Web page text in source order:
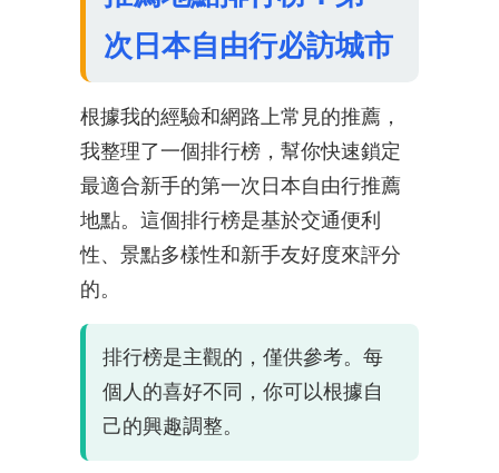
次日本自由行必訪城市
根據我的經驗和網路上常見的推薦，
我整理了一個排行榜，幫你快速鎖定
最適合新手的第一次日本自由行推薦
地點。這個排行榜是基於交通便利
性、景點多樣性和新手友好度來評分
的。
排行榜是主觀的，僅供參考。每
個人的喜好不同，你可以根據自
己的興趣調整。